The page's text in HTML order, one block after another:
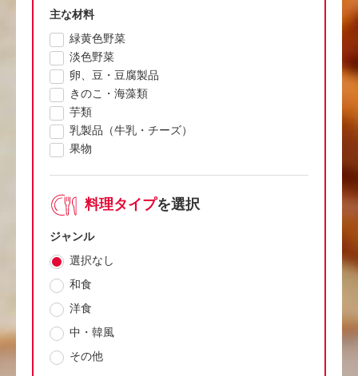
主な材料
緑黄色野菜
淡色野菜
卵、豆・豆腐製品
きのこ・海藻類
芋類
乳製品（牛乳・チーズ）
果物
料理タイプを選択
ジャンル
選択なし
和食
洋食
中・韓風
その他